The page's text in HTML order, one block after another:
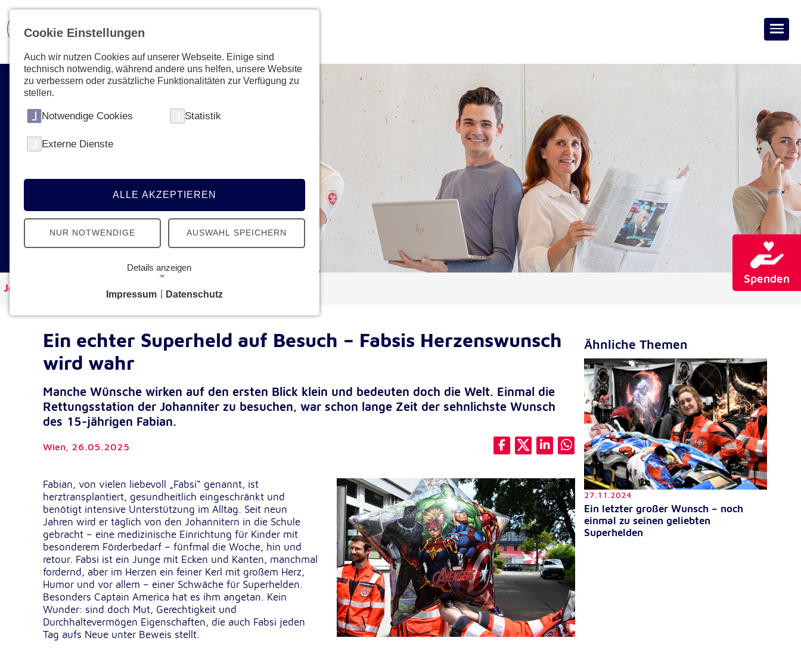
Spenden
Aktuelles & Presse
News, Termine, Podcast - Erfahren Sie
alles Neue von den Johannitern
Johanniter Österreich Aktuelles
Ein echter Superheld auf Besuch – Fabsis Herzenswunsch
wird wahr
Manche Wünsche wirken auf den ersten Blick klein und bedeuten doch die Welt. Einmal die
Rettungsstation der Johanniter zu besuchen, war schon lange Zeit der sehnlichste Wunsch
des 15-jährigen Fabian.
Wien, 26.05.2025
Fabian, von vielen liebevoll „Fabsi“ genannt, ist
herztransplantiert, gesundheitlich eingeschränkt und
benötigt intensive Unterstützung im Alltag. Seit neun
Jahren wird er täglich von den Johannitern in die Schule
gebracht – eine medizinische Einrichtung für Kinder mit
besonderem Förderbedarf – fünfmal die Woche, hin und
retour. Fabsi ist ein Junge mit Ecken und Kanten, manchmal
fordernd, aber im Herzen ein feiner Kerl mit großem Herz,
Humor und vor allem – einer Schwäche für Superhelden.
Besonders Captain America hat es ihm angetan. Kein
Wunder: sind doch Mut, Gerechtigkeit und
Durchhaltevermögen Eigenschaften, die auch Fabsi jeden
Tag aufs Neue unter Beweis stellt.
Ähnliche Themen
27.11.2024
Ein letzter großer Wunsch – noch
einmal zu seinen geliebten
Superhelden
Cookie Einstellungen
Auch wir nutzen Cookies auf unserer Webseite. Einige sind
technisch notwendig, während andere uns helfen, unsere Website
zu verbessern oder zusätzliche Funktionalitäten zur Verfügung zu
stellen.
Notwendige Cookies Statistik
Externe Dienste
ALLE AKZEPTIEREN
NUR NOTWENDIGE AUSWAHL SPEICHERN
Details anzeigen
Notwendige Cookies ermöglichen grundlegende Funktionen
und sind für die einwandfreie Funktion der Website
erforderlich.
Google Analytics Opt-Out-Cookie
Name: gaOptout
Zweck:
Dieser Cookie speichert die gewählte
Einverständnis-Cookie
Name: cookie_consent
Zweck:
Dieser Cookie speichert die ausgewählten
Einverständnis-Optionen des Benutzers
Cookie Laufzeit: 1 Jahr
Statistik
Statistik Cookies erfassen Informationen anonym. Diese
Impressum Datenschutz